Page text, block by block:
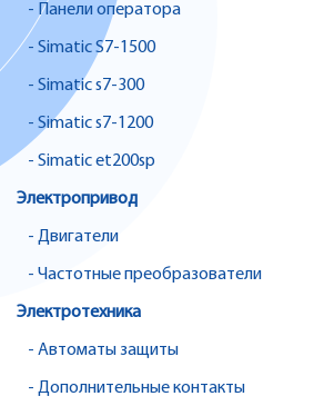
- Панели оператора
- Simatic S7-1500
- Simatic s7-300
- Simatic s7-1200
- Simatic et200sp
Электропривод
- Двигатели
- Частотные преобразователи
Электротехника
- Автоматы защиты
- Дополнительные контакты